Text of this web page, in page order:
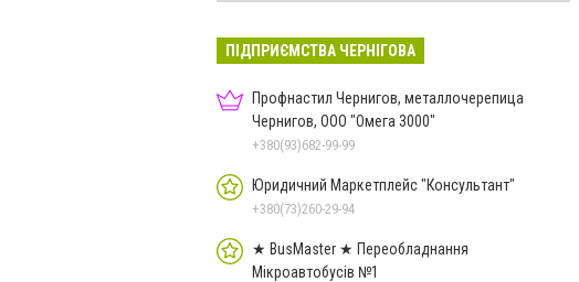
ПІДПРИЄМСТВА ЧЕРНІГОВА
Профнастил Чернигов, металлочерепица
Чернигов, ООО "Омега 3000"
+380(93)682-99-99
Юридичний Маркетплейс "Консультант"
+380(73)260-29-94
★ BusMaster ★ Переобладнання
Мікроавтобусів №1